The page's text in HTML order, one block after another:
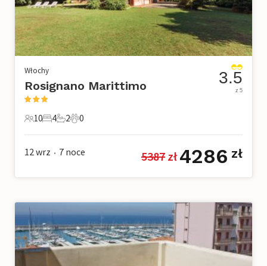
Włochy
Rosignano Marittimo
10 Goście
10
4 Sypialnie
4
2 Łazienki
2
0 Zwierzęta domowe
0
3.5
z 5
12 wrz • 7 noce 5387 zł 4286 zł